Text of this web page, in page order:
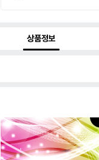
상품정보